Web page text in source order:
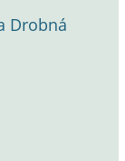
Drobná